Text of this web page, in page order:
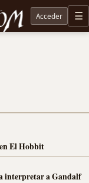
La Caza de Gollum, la
Acceder
El Hobbit
interpretar a Gandalf